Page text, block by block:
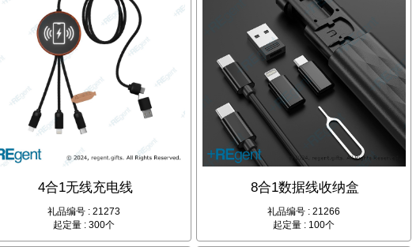
4合1无线充电线
礼品编号 : 21273
起定量 : 300个
8合1数据线收纳盒
礼品编号 : 21266
起定量 : 100个